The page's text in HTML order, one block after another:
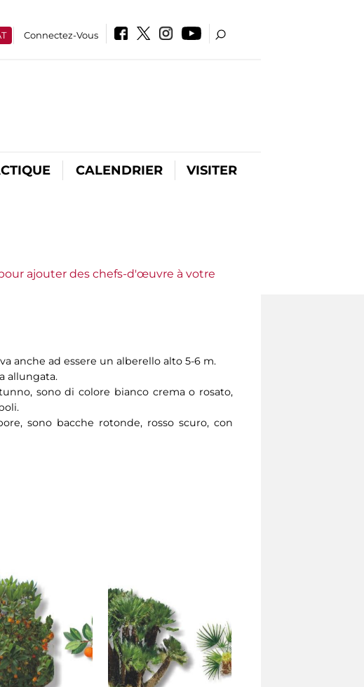
Connectez-Vous
CALENDRIER VISITER
ajouter des chefs-d'œuvre à votre
anche ad essere un alberello alto 5-6 m.
allungata.
sono di colore bianco crema o rosato,
sono bacche rotonde, rosso scuro, con